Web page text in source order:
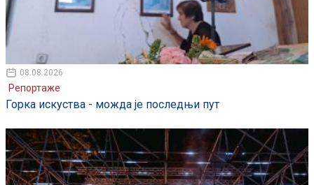
08.08.2026
Репортаже
Горка искуства - можда је последњи пут